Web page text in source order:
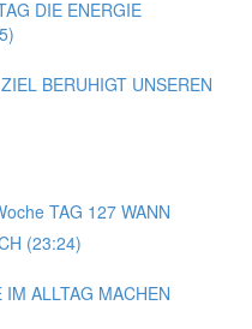
DIE ENERGIE
BERUHIGT UNSEREN
TAG 127 WANN
(23:24)
ALLTAG MACHEN